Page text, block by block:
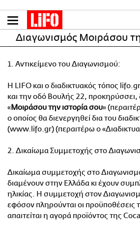
το
κυρίως
LIFO SHOP
ΜΙΚΡΟΠΡΑΓΜΑΤΑ
THE GOOD LIFO
LIFOLAND
CITY GUIDE
ΕΙΔΗΣΕΙΣ
ΑΠΟΨΕΙΣ
ΤΡΟΠΟΣ ΖΩΗΣ
PODCASTS
Plus
Διαγωνισμός Μοιράσου
1. Αντικείμενο του Διαγωνισμού:
Η LIFO και ο διαδικτυακός τόπος
και την οδό Βουλής 22, προκηρύσσει,
«Μοιράσου την ιστορία σου»
ο οποίος θα διενεργηθεί δια του
(www.lifo.gr) (περαιτέρω ο
2. Δικαίωμα Συμμετοχής στο
Δικαίωμα συμμετοχής στο
διαμένουν στην Ελλάδα κι έχουν
ηλικίας. Η συμμετοχή στον
εφόσον πληρούνται οι
απαιτείται η αγορά προϊόντος της